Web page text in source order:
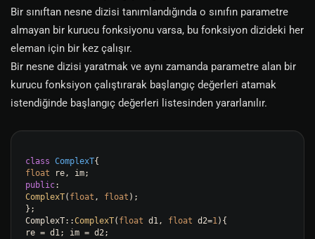
Bir sınıftan nesne dizisi tanımlandığında o sınıfın parametre
almayan bir kurucu fonksiyonu varsa, bu fonksiyon dizideki her
eleman için bir kez çalışır.
Bir nesne dizisi yaratmak ve aynı zamanda parametre alan bir
kurucu fonksiyon çalıştırarak başlangıç değerleri atamak
istendiğinde başlangıç değerleri listesinden yararlanılır.
class ComplexT
float
public
ComplexT( float , float );
};
ComplexT::ComplexT( float d1, float d2=1){
re = d1; im = d2;